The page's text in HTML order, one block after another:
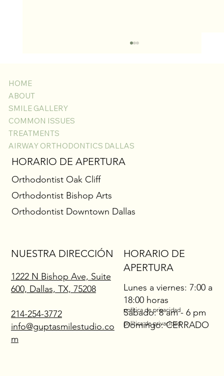
Gingivectomía con Láser para Encías Inflamadas
Debajo
HOME
ABOUT
SMILE GALLERY
COMMON ISSUES
TREATMENTS
AIRWAY ORTHODONTICS DALLAS
HORARIO DE APERTURA
Orthodontist Oak Cliff
Orthodontist Bishop Arts
Orthodontist Downtown Dallas
HORARIO DE
APERTURA
Lunes a viernes: 7:00 a
18:00 horas
Sábado: 8 am - 6 pm
Domingo: CERRADO
política de privacidad
política de privacidad
NUESTRA DIRECCIÓN
1222 N Bishop Ave, Suite
600, Dallas, TX, 75208
214-254-3772
info@guptasmilestudio.co
m